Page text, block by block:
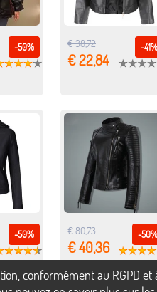
-50% -41%
€ 38,72
€ 22,84
-50% -50%
€ 80,73
€ 40,36
conformément au RGPD